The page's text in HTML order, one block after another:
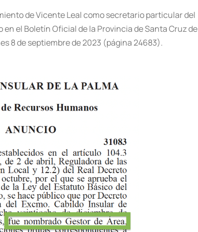
de Vicente Leal como secretario particular del
en el Boletín Oficial de la Provincia de Santa Cruz de
8 de septiembre de 2023 (página 24683).